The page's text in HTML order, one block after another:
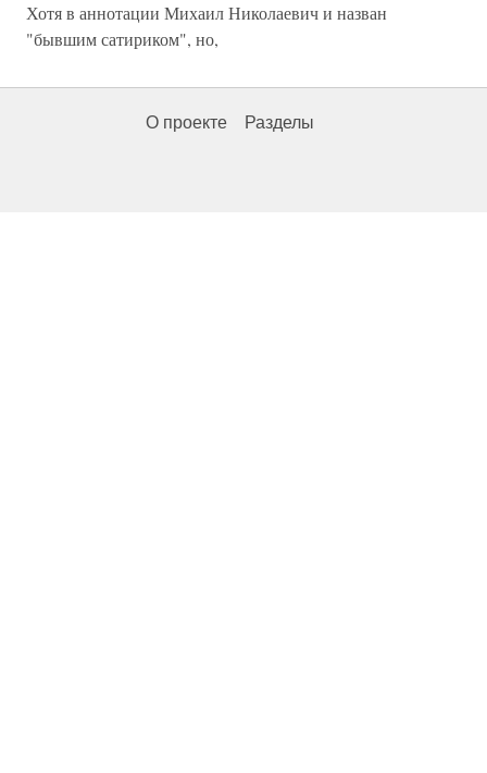
Хотя в аннотации Михаил Николаевич и назван
"бывшим сатириком", но,
О проекте Разделы